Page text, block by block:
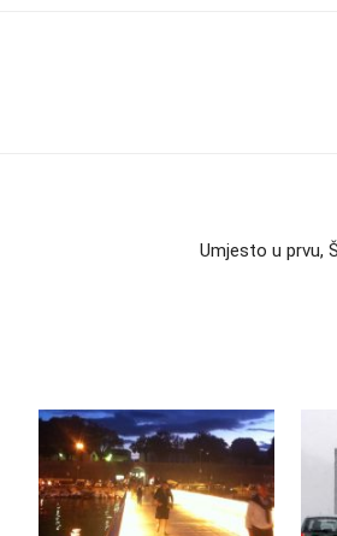
Umjesto u prvu,